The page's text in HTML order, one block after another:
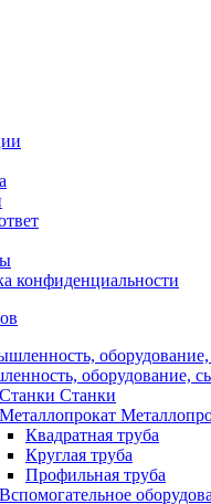
конфиденциальности
оборудование,
Станки
Квадратная труба
Круглая труба
Профильная труба